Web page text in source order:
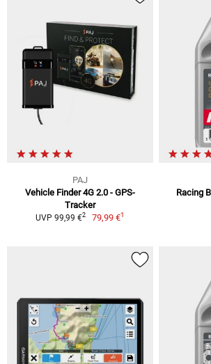
PAJ
Vehicle Finder 4G 2.0 - GPS-
Tracker
UVP 99,99 €2 79,99 €1
Racing